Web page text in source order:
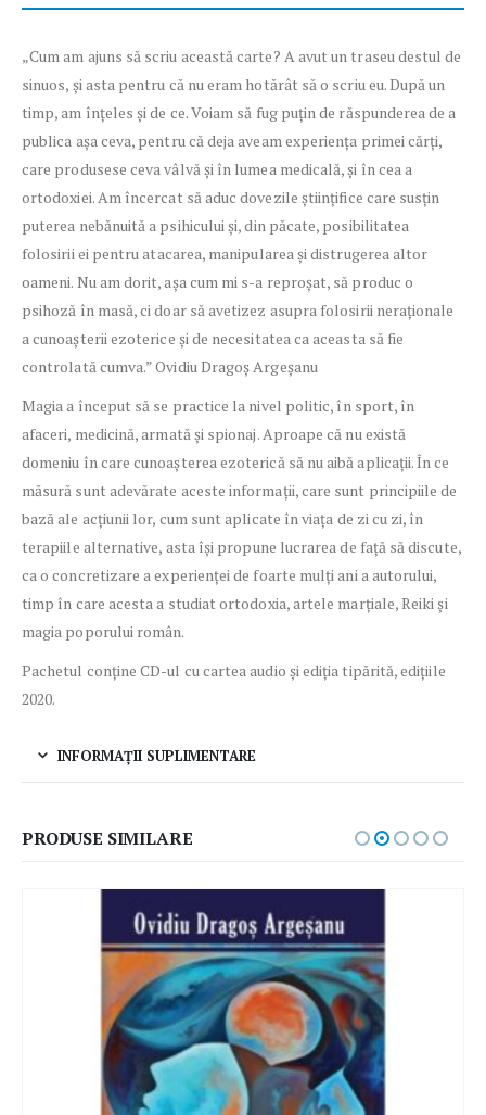
„Cum am ajuns să scriu această carte? A avut un traseu destul de
sinuos, și asta pentru că nu eram hotărât să o scriu eu. După un
timp, am înțeles și de ce. Voiam să fug puțin de răspunderea de a
publica așa ceva, pentru că deja aveam experiența primei cărți,
care produsese ceva vâlvă și în lumea medicală, și în cea a
ortodoxiei. Am încercat să aduc dovezile științifice care susțin
puterea nebănuită a psihicului și, din păcate, posibilitatea
folosirii ei pentru atacarea, manipularea și distrugerea altor
oameni. Nu am dorit, așa cum mi s-a reproșat, să produc o
psihoză în masă, ci doar să avetizez asupra folosirii neraționale
a cunoașterii ezoterice și de necesitatea ca aceasta să fie
controlată cumva.” Ovidiu Dragoș Argeșanu
Magia a început să se practice la nivel politic, în sport, în
afaceri, medicină, armată și spionaj. Aproape că nu există
domeniu în care cunoașterea ezoterică să nu aibă aplicații. În ce
măsură sunt adevărate aceste informații, care sunt principiile de
bază ale acțiunii lor, cum sunt aplicate în viața de zi cu zi, în
terapiile alternative, asta își propune lucrarea de față să discute,
ca o concretizare a experienţei de foarte mulți ani a autorului,
timp în care acesta a studiat ortodoxia, artele marţiale, Reiki şi
magia poporului român.
Pachetul conține CD-ul cu cartea audio și ediția tipărită, edițiile
2020.
INFORMAȚII SUPLIMENTARE
PRODUSE SIMILARE